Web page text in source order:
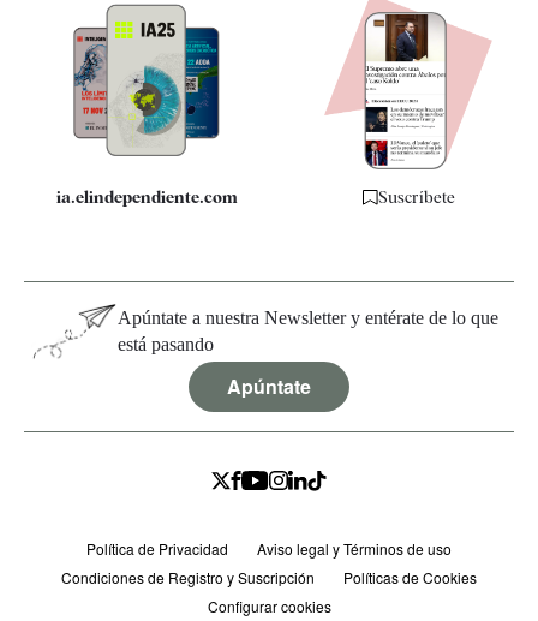
Quiénes somos
Especificaciones
ia.elindependiente.com Suscríbete
Apúntate a nuestra Newsletter y entérate de lo que
está pasando
Apúntate
Política de Privacidad
Aviso legal y Términos de uso
Condiciones de Registro y Suscripción
Políticas de Cookies
Configurar cookies